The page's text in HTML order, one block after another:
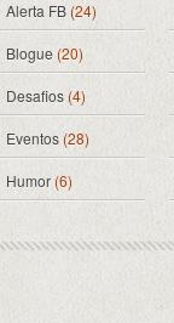
Alerta FB (24)
Blogue (20)
Desafios(4)
Eventos (28)
Humor (6)